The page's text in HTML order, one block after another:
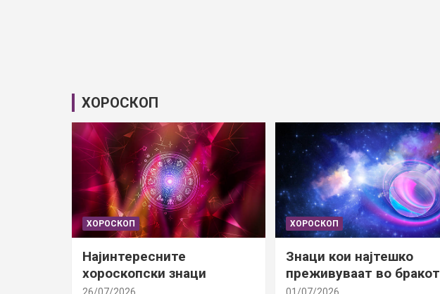
ХОРОСКОП
ХОРОСКОП
Најинтересните
хороскопски знаци
ХОРОСКОП
Знаци кои најтешко
преживуваат во бракот